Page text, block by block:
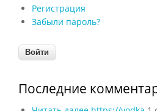
Регистрация
Забыли пароль?
Последние